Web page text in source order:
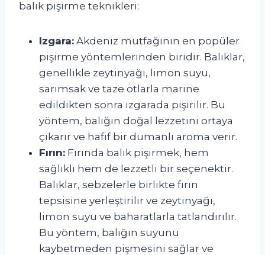
balık pişirme teknikleri:
Izgara: Akdeniz mutfağının en popüler
pişirme yöntemlerinden biridir. Balıklar,
genellikle zeytinyağı, limon suyu,
sarımsak ve taze otlarla marine
edildikten sonra ızgarada pişirilir. Bu
yöntem, balığın doğal lezzetini ortaya
çıkarır ve hafif bir dumanlı aroma verir.
Fırın: Fırında balık pişirmek, hem
sağlıklı hem de lezzetli bir seçenektir.
Balıklar, sebzelerle birlikte fırın
tepsisine yerleştirilir ve zeytinyağı,
limon suyu ve baharatlarla tatlandırılır.
Bu yöntem, balığın suyunu
kaybetmeden pişmesini sağlar ve